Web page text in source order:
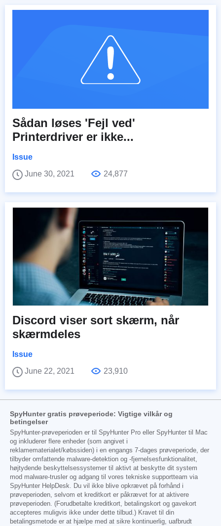
Sådan løses 'Fejl ved'
Printerdriver er ikke...
Issue
June 30, 2021
24,877
Discord viser sort skærm, når
skærmdeles
Issue
June 22, 2021
23,910
SpyHunter gratis prøveperiode: Vigtige vilkår og
betingelser
SpyHunter-prøveperioden er til SpyHunter Pro eller SpyHunter til Mac
og inkluderer flere enheder (som angivet i
reklamematerialet/købssiden) i en engangs 7-dages prøveperiode, der
tilbyder omfattende malware-detektion og -fjernelsesfunktionalitet,
højtydende beskyttelsessystemer til aktivt at beskytte dit system
mod malware-trusler og adgang til vores tekniske supportteam via
SpyHunter HelpDesk. Du vil ikke blive opkrævet på forhånd i
prøveperioden, selvom et kreditkort er påkrævet for at aktivere
prøveperioden. (Forudbetalte kreditkort, betalingskort og gavekort
accepteres muligvis ikke under dette tilbud.) Kravet til din
betalingsmetode er at hjælpe med at sikre kontinuerlig, uafbrudt